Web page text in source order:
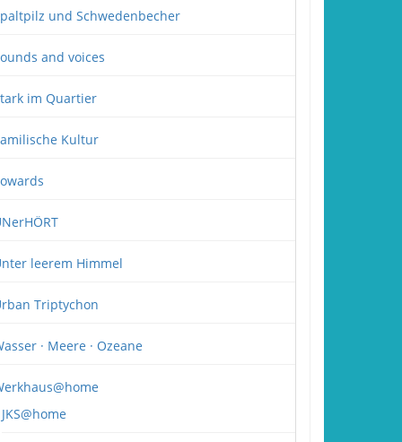
und Schwedenbecher
and voices
im Quartier
Kultur
leerem Himmel
Triptychon
· Meere · Ozeane
JKS@home